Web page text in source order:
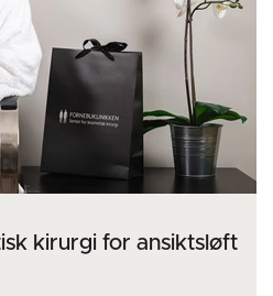
kirurgi for ansiktsløft